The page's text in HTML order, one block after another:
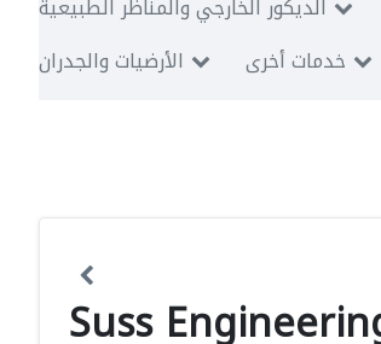
الديكور الخارجي والمناظر الطبيعية
الأرضيات والجدران
خدمات أخرى
Suss